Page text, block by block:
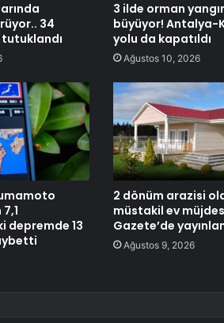
34
tutuklandı
3 ilde orman
büyüyor! Antalya-
yolu da kapatıldı
Ağustos 10, 2026
depremde 13
2 dönüm arazisi
müstakil ev
Gazete’de
Ağustos 9, 2026